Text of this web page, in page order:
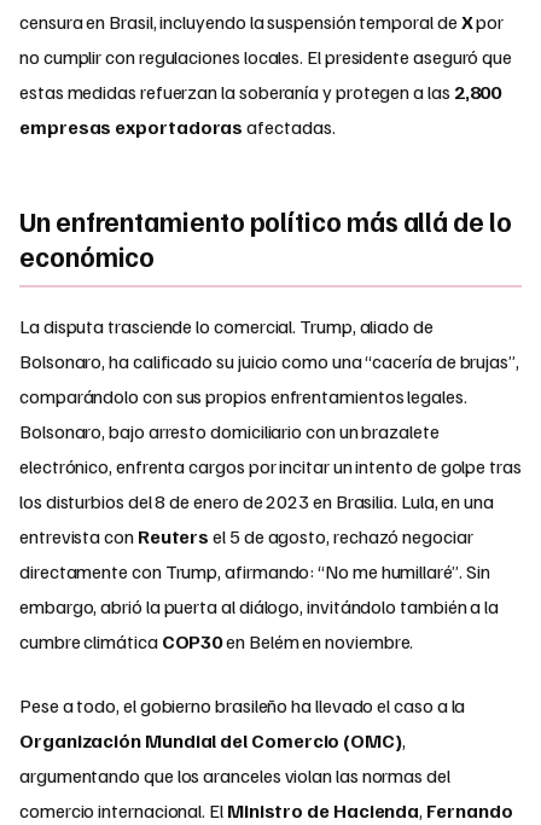
censura en Brasil, incluyendo la suspensión temporal de Xpor
no cumplir con regulaciones locales. El presidente aseguró que
estas medidas refuerzan la soberanía y protegen a las 2,800
empresas exportadoras afectadas.
Un enfrentamiento político más allá de lo
económico
La disputa trasciende lo comercial. Trump, aliado de
Bolsonaro, ha calificado su juicio como una “cacería de brujas”,
comparándolo con sus propios enfrentamientos legales.
Bolsonaro, bajo arresto domiciliario con un brazalete
electrónico, enfrenta cargos por incitar un intento de golpe tras
los disturbios del 8 de enero de 2023 en Brasilia. Lula, en una
entrevista con Reuters el 5 de agosto, rechazó negociar
directamente con Trump, afirmando: “No me humillaré”. Sin
embargo, abrió la puerta al diálogo, invitándolo también a la
cumbre climática COP30en Belém en noviembre.
Pese a todo, el gobierno brasileño ha llevado el caso a la
Organización Mundial del Comercio (OMC),
argumentando que los aranceles violan las normas del
comercio internacional. El Ministro de Hacienda, Fernando